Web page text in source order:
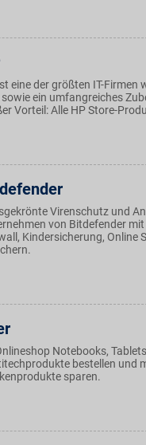
eine der größten IT-Firmen
sowie ein umfangreiches
Vorteil: Alle HP Store-
Virenschutz und
von Bitdefender
Kindersicherung, Online
Notebooks,
bestellen und
sparen.